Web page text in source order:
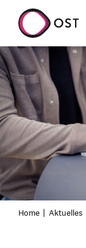
Home Aktuelles